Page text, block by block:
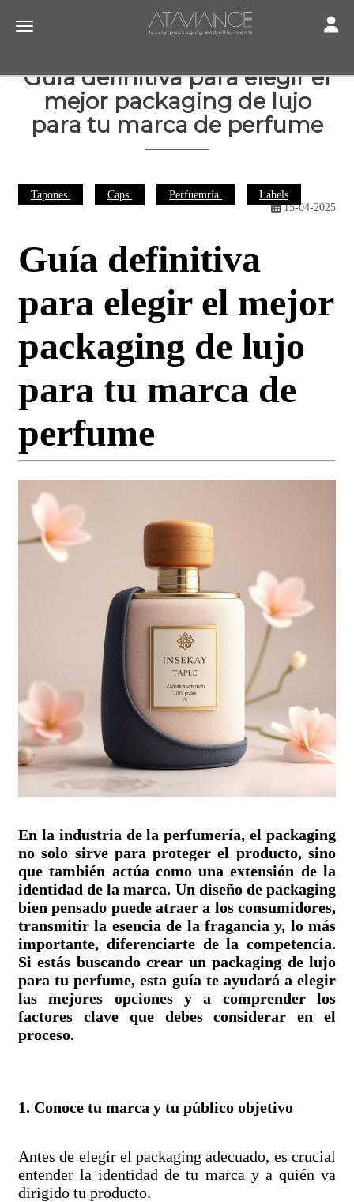
Toggle navigation
Guía definitiva para elegir el
mejor packaging de lujo
para tu marca de perfume
Tapones Caps Perfuemría
Labels
15-04-2025
Guía definitiva
para elegir el mejor
packaging de lujo
para tu marca de
perfume
En la industria de la perfumería, el packaging
no solo sirve para proteger el producto, sino
que también actúa como una extensión de la
identidad de la marca. Un diseño de packaging
bien pensado puede atraer a los consumidores,
transmitir la esencia de la fragancia y, lo más
importante, diferenciarte de la competencia.
Si estás buscando crear un packaging de lujo
para tu perfume, esta guía te ayudará a elegir
las mejores opciones y a comprender los
factores clave que debes considerar en el
proceso.
1. Conoce tu marca y tu público objetivo
Antes de elegir el packaging adecuado, es crucial
entender la identidad de tu marca y a quién va
dirigido tu producto.